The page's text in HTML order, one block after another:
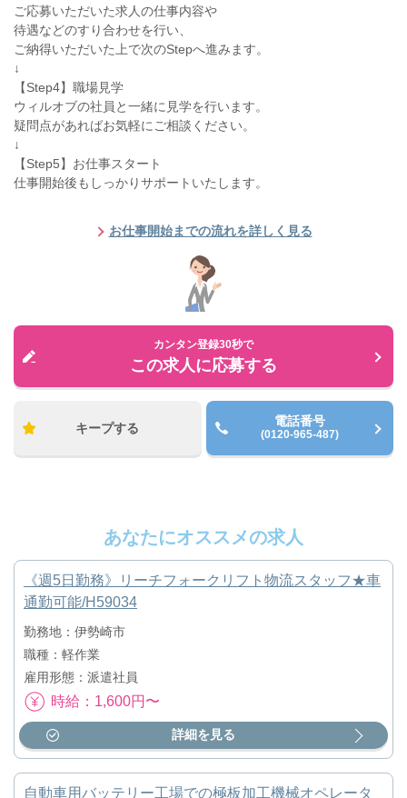
ご応募いただいた求人の仕事内容や
待遇などのすり合わせを行い、
ご納得いただいた上で次のStepへ進みます。
↓
【Step4】職場見学
ウィルオブの社員と一緒に見学を行います。
疑問点があればお気軽にご相談ください。
↓
【Step5】お仕事スタート
仕事開始後もしっかりサポートいたします。
お仕事開始までの流れを詳しく見る
カンタン登録30秒で
この求人に応募する
キープする 電話番号
(0120-965-487)
あなたにオススメの求人
《週5日勤務》リーチフォークリフト物流スタッフ★車
通勤可能/H59034
勤務地：伊勢崎市
職種：軽作業
雇用形態：派遣社員
時給：1,600円〜
詳細を見る
自動車用バッテリー工場での極板加工機械オペレータ